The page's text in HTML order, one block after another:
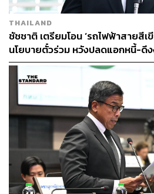
พอ ป.3 เทอม 2 จากลำดับที่ 38 วัน
ว่ามีเรื่องเซอร์ไพรส์มาก มีเพื่อนเร
มีลำดับ ประกาศเป็นชื่อผม ก็รู้สึกตก
แต่เดิมแม่เราเครียดกับผลการเรีย
สำเร็จครั้งแรกที่มาจากความพยาย
ต้น ผมเป็นคนที่ชอบอ่านหนังสือเอง
ใหญ่
ผมเชื่อแบบนี้ พอเด็กคนหนึ่งสามาร
อากาศบริสุทธิ์แล้ว เขาจะไม่กลับไ
ณ วันนั้นผมไม่รู้หรอกว่าสิ่งนั้นเรียก
ความสำเร็จที่ได้จากความพยายาม
THAILAND
ชัชชาติ เตรียมโอน ‘รถไฟฟ้าสายสีเ
นโยบายตั๋วร่วม หวังปลดแอกหนี้-ดึ